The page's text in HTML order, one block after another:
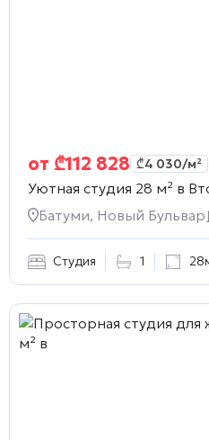
от ₾112 828 ₾4 030/м²
Уютная студия 28 м² в
Батуми, Новый Бульвар
Студия 1